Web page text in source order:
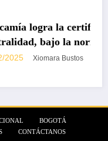
carbono
internacional
BOGOTÁ
CONTÁCTANOS